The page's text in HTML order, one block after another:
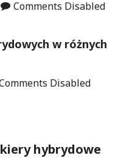
Comments Disabled
w różnych
Disabled
hybrydowe